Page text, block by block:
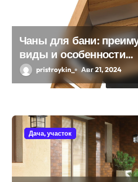
з
п
и
м
Чаны для бани:
виды и особенности
использования
pristroykin_ Авг 21, 2024
Дача, участок